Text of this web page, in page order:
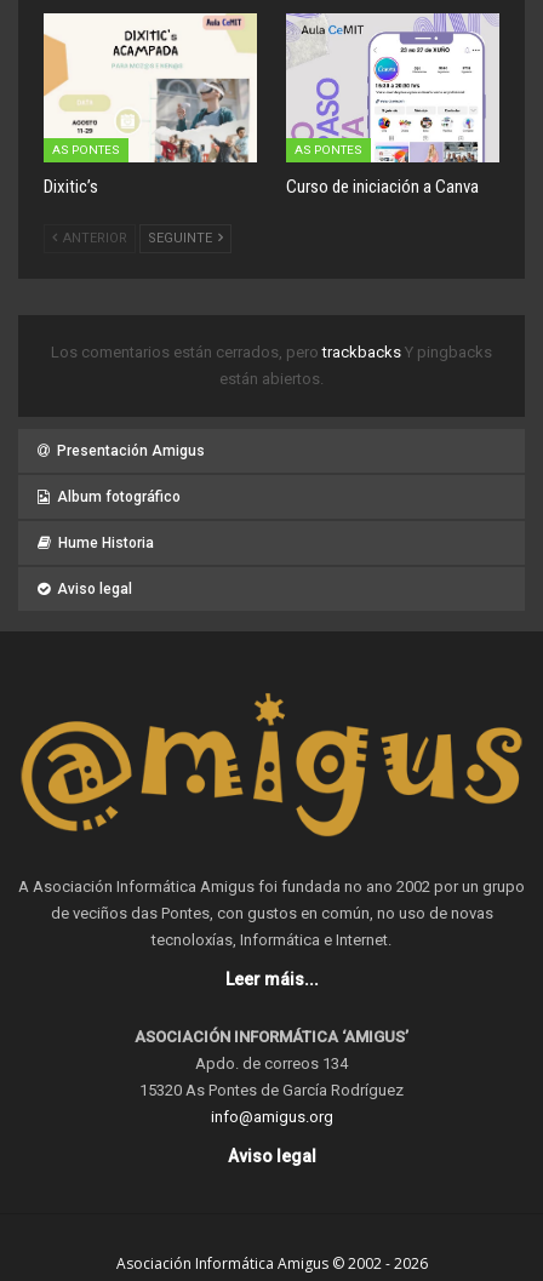
AS PONTES
Dixitic’s
AS PONTES
Curso de iniciación a Canva
ANTERIOR SEGUINTE
Los comentarios están cerrados, perotrackbacks Y pingbacks
están abiertos.
Presentación Amigus
Album fotográfico
Hume Historia
Aviso legal
A Asociación Informática Amigus foi fundada no ano 2002 por un grupo
de veciños das Pontes, con gustos en común, no uso de novas
tecnoloxías, Informática e Internet.
Leer máis...
ASOCIACIÓN INFORMÁTICA ‘AMIGUS’
Apdo. de correos 134
15320 As Pontes de García Rodríguez
info@amigus.org
Aviso legal
Asociación Informática Amigus © 2002 - 2026